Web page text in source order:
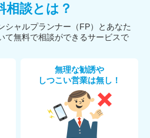
相談とは？
シャルプランナー（FP）とあなた
て無料で相談ができるサービスで
無理な勧誘や
しつこい営業は無し！